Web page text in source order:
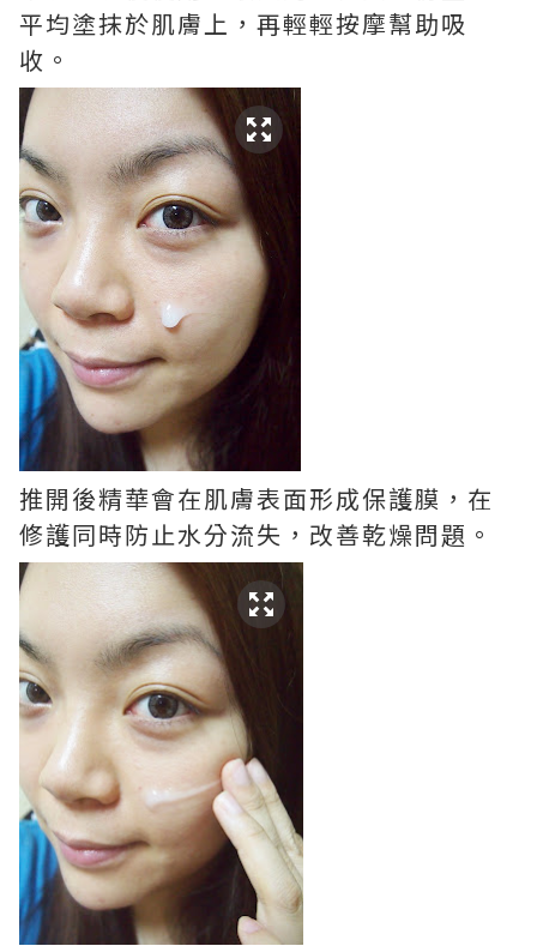
平均塗抹於肌膚上，再輕輕按摩幫助吸
收。
推開後精華會在肌膚表面形成保護膜，在
修護同時防止水分流失，改善乾燥問題。